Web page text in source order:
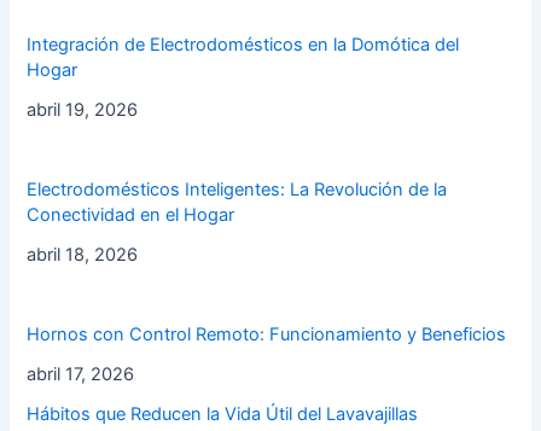
Integración de Electrodomésticos en la Domótica del
Hogar
abril 19, 2026
Electrodomésticos Inteligentes: La Revolución de la
Conectividad en el Hogar
abril 18, 2026
Hornos con Control Remoto: Funcionamiento y Beneficios
abril 17, 2026
Hábitos que Reducen la Vida Útil del Lavavajillas